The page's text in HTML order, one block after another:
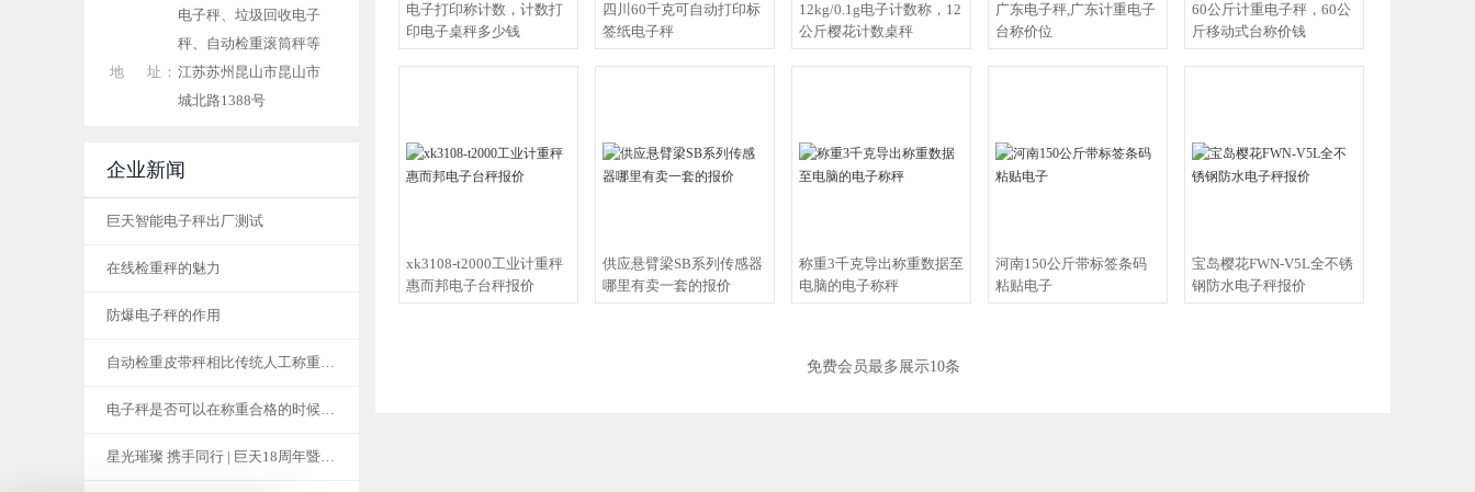
电子打印称计数，计数打
印电子桌秤多少钱
四川60千克可自动打印标
签纸电子秤
12kg/0.1g电子计数称，12
公斤樱花计数桌秤
广东电子秤,广东计重电子
台称价位
60公斤计重电子秤，60公
斤移动式台称价钱
xk3108-t2000工业计重秤
惠而邦电子台秤报价
供应悬臂梁SB系列传感器
哪里有卖一套的报价
称重3千克导出称重数据至
电脑的电子称秤
河南150公斤带标签条码
粘贴电子
宝岛樱花FWN-V5L全不锈
钢防水电子秤报价
免费会员最多展示10条
电子秤、垃圾回收电子
秤、自动检重滚筒秤等
地 址： 江苏苏州昆山市昆山市
城北路1388号
企业新闻
巨天智能电子秤出厂测试
在线检重秤的魅力
防爆电子秤的作用
自动检重皮带秤相比传统人工称重有什么好处？
电子秤是否可以在称重合格的时候自动打印不干胶标签纸？
星光璀璨 携手同行 | 巨天18周年暨联合年会成功举办